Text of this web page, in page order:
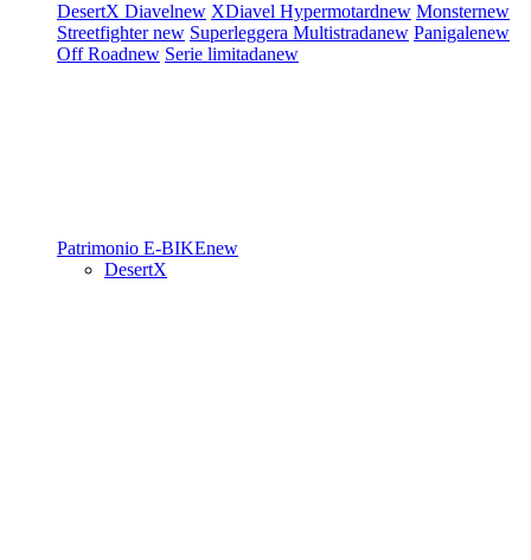
DesertX Diavelnew XDiavel Hypermotardnew Monsternew
Streetfighternew Superleggera Multistradanew Panigalenew
Off Roadnew Serie limitadanew
Patrimonio E-BIKEnew
DesertX